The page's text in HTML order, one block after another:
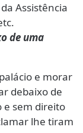
Assistência
de uma
e morar
debaixo de
e sem direito
lhe tiram